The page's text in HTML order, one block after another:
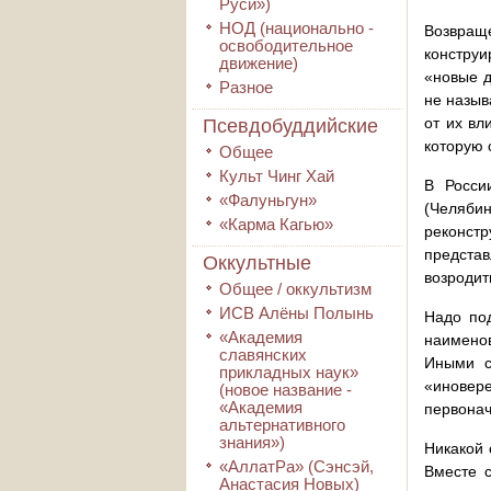
Руси»)
НОД (национально -
освободительное
движение)
Разное
Псевдобуддийские
Общее
Культ Чинг Хай
«Фалуньгун»
«Карма Кагью»
Оккультные
Общее / оккультизм
ИСВ Алёны Полынь
«Академия
славянских
прикладных наук»
(новое название -
«Академия
альтернативного
знания»)
«АллатРа» (Сэнсэй,
Анастасия Новых)
«новые
не
от их
которую
В
Надо
Иными
Никакой
Вместе